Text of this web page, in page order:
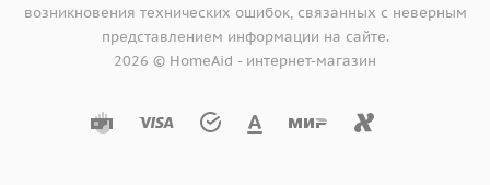
возникновения технических ошибок, связанных с неверным
представлением информации на сайте.
2026 © HomeAid - интернет-магазин